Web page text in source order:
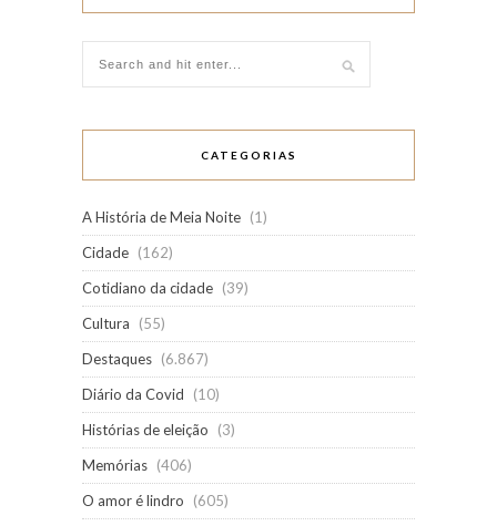
CATEGORIAS
A História de Meia Noite (1)
Cidade (162)
Cotidiano da cidade (39)
Cultura
(55)
Destaques (6.867)
Diário da Covid
(10)
Histórias de eleição
(3)
Memórias (406)
O amor é lindro
(605)